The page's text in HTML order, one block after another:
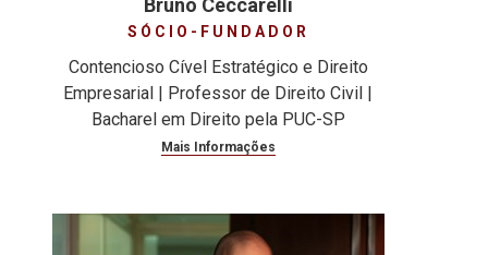
Bruno Ceccarelli
SÓCIO-FUNDADOR
Contencioso Cível Estratégico e Direito
Empresarial | Professor de Direito Civil |
Bacharel em Direito pela PUC-SP
Mais Informações